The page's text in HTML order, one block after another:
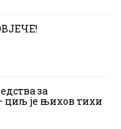
за
циљ је њихов тихи